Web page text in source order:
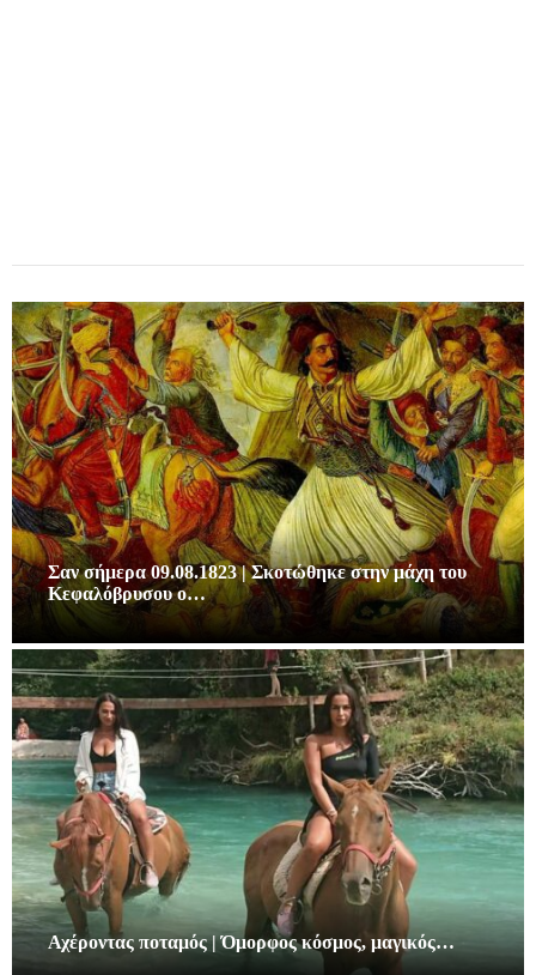
Σαν σήμερα 09.08.1823 | Σκοτώθηκε στην μάχη του
Κεφαλόβρυσου ο…
Αχέροντας ποταμός | Όμορφος κόσμος, μαγικός…